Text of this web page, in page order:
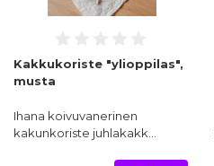
Kakkukoriste "ylioppilas",
musta
Ihana koivuvanerinen
kakunkoriste juhlakakk…